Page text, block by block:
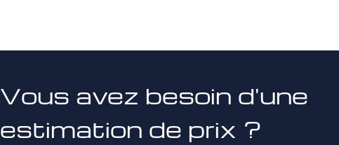
Vous avez besoin d'une
estimation de prix ?